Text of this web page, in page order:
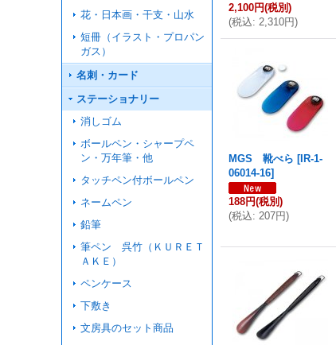
花・日本画・干支・山水
短冊（イラスト・プロパン
ガス）
名刺・カード
ステーショナリー
消しゴム
ボールペン・シャープペ
ン・万年筆・他
タッチペン付ボールペン
ネームペン
鉛筆
筆ペン 呉竹（ＫＵＲＥＴ
ＡＫＥ）
ペンケース
下敷き
文房具のセット商品
2,100円(税別)
(税込: 2,310円)
MGS 靴べら [IR-1-
06014-16]
188円(税別)
(税込: 207円)